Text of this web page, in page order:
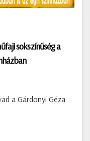
sokszínűség a
a Gárdonyi Géza